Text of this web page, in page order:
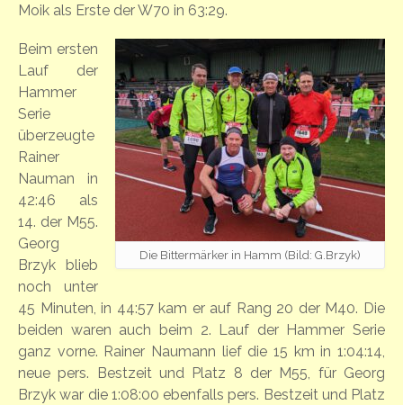
Moik als Erste der W70 in 63:29.
Die Bittermärker in Hamm (Bild: G.Brzyk)
Beim ersten
Lauf der
Hammer
Serie
überzeugte
Rainer
Nauman in
42:46 als
14. der M55.
Georg
Brzyk blieb
noch unter
45 Minuten, in 44:57 kam er auf Rang 20 der M40. Die
beiden waren auch beim 2. Lauf der Hammer Serie
ganz vorne. Rainer Naumann lief die 15 km in 1:04:14,
neue pers. Bestzeit und Platz 8 der M55, für Georg
Brzyk war die 1:08:00 ebenfalls pers. Bestzeit und Platz